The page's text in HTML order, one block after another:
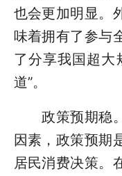
也会更加明显。
味着拥有了参与
了分享我国超大
道”。
政策预期稳。
因素，政策预期
居民消费决策。